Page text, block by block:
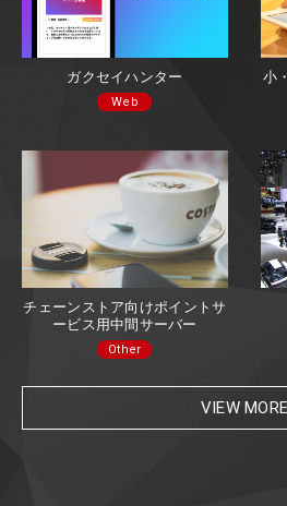
ガクセイハンター
Web
小
チェーンストア向けポイントサ
ービス用中間サーバー
Other
VIEW MORE